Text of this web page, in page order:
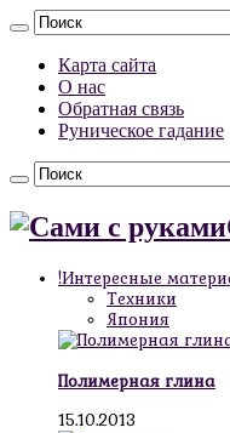
Карта сайта
О нас
Обратная связь
Руническое гадание
!Интересные
Техники
Япония
Полимерная глина
15.10.2013